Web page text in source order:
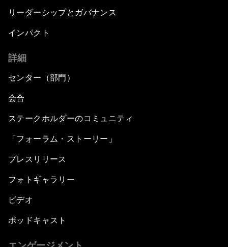
リーダーシップとガバナンス
インパクト
詳細
センター（部門）
会合
ステークホルダーのコミュニティ
「フォーラム・ストーリー」
プレスリリース
フォトギャラリー
ビデオ
ポッドキャスト